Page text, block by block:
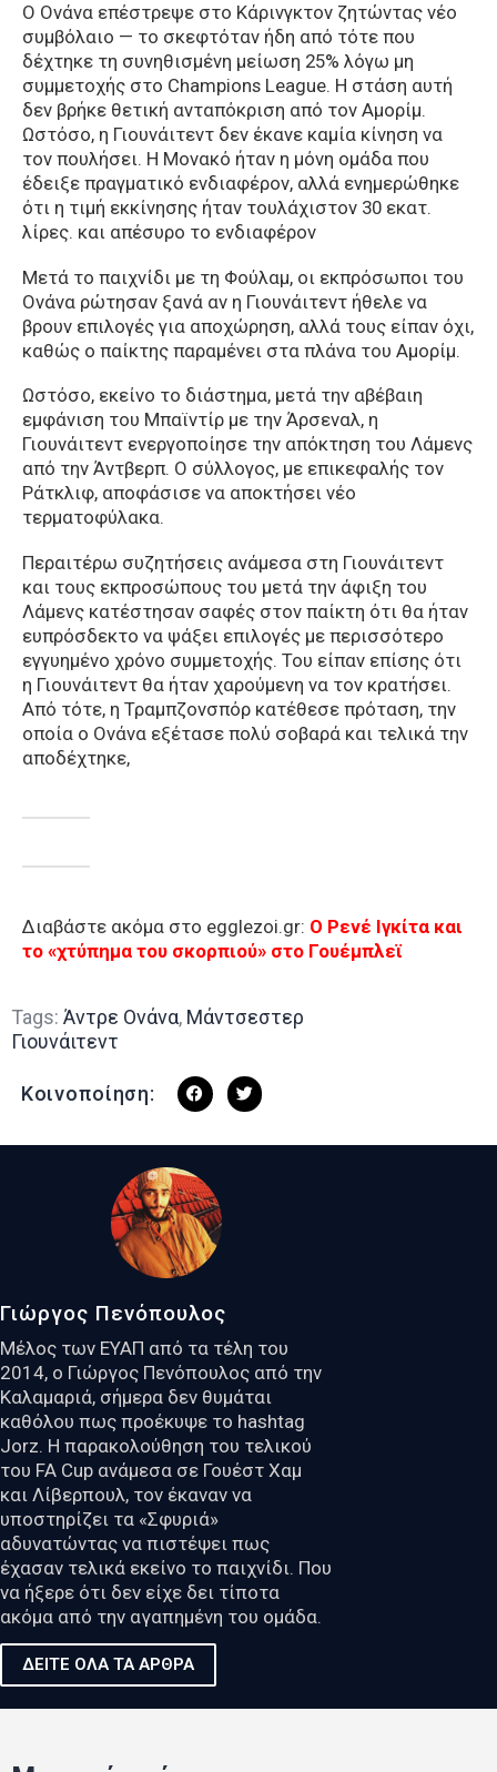
Ο Ονάνα επέστρεψε στο Κάρινγκτον ζητώντας νέο
συμβόλαιο — το σκεφτόταν ήδη από τότε που
δέχτηκε τη συνηθισμένη μείωση 25% λόγω μη
συμμετοχής στο Champions League. Η στάση αυτή
δεν βρήκε θετική ανταπόκριση από τον Αμορίμ.
Ωστόσο, η Γιουνάιτεντ δεν έκανε καμία κίνηση να
τον πουλήσει. Η Μονακό ήταν η μόνη ομάδα που
έδειξε πραγματικό ενδιαφέρον, αλλά ενημερώθηκε
ότι η τιμή εκκίνησης ήταν τουλάχιστον 30 εκατ.
λίρες. και απέσυρο το ενδιαφέρον
Μετά το παιχνίδι με τη Φούλαμ, οι εκπρόσωποι του
Ονάνα ρώτησαν ξανά αν η Γιουνάιτεντ ήθελε να
βρουν επιλογές για αποχώρηση, αλλά τους είπαν όχι,
καθώς ο παίκτης παραμένει στα πλάνα του Αμορίμ.
Ωστόσο, εκείνο το διάστημα, μετά την αβέβαιη
εμφάνιση του Μπαϊντίρ με την Άρσεναλ, η
Γιουνάιτεντ ενεργοποίησε την απόκτηση του Λάμενς
από την Άντβερπ. Ο σύλλογος, με επικεφαλής τον
Ράτκλιφ, αποφάσισε να αποκτήσει νέο
τερματοφύλακα.
Περαιτέρω συζητήσεις ανάμεσα στη Γιουνάιτεντ
και τους εκπροσώπους του μετά την άφιξη του
Λάμενς κατέστησαν σαφές στον παίκτη ότι θα ήταν
ευπρόσδεκτο να ψάξει επιλογές με περισσότερο
εγγυημένο χρόνο συμμετοχής. Του είπαν επίσης ότι
η Γιουνάιτεντ θα ήταν χαρούμενη να τον κρατήσει.
Από τότε, η Τραμπζονσπόρ κατέθεσε πρόταση, την
οποία ο Ονάνα εξέτασε πολύ σοβαρά και τελικά την
αποδέχτηκε,
Διαβάστε ακόμα στο egglezoi.gr: O Ρενέ Iγκίτα και
το «χτύπημα του σκορπιού» στο Γουέμπλεϊ
Tags: Άντρε Ονάνα, Μάντσεστερ
Γιουνάιτεντ
Κοινοποίηση:
Γιώργος Πενόπουλος
Μέλος των ΕΥΑΠ από τα τέλη του
2014, ο Γιώργος Πενόπουλος από την
Καλαμαριά, σήμερα δεν θυμάται
καθόλου πως προέκυψε το hashtag
Jorz. Η παρακολούθηση του τελικού
του FA Cup ανάμεσα σε Γουέστ Χαμ
και Λίβερπουλ, τον έκαναν να
υποστηρίζει τα «Σφυριά»
αδυνατώντας να πιστέψει πως
έχασαν τελικά εκείνο το παιχνίδι. Που
να ήξερε ότι δεν είχε δει τίποτα
ακόμα από την αγαπημένη του ομάδα.
ΔΕΙΤΕ ΟΛΑ ΤΑ ΑΡΘΡΑ